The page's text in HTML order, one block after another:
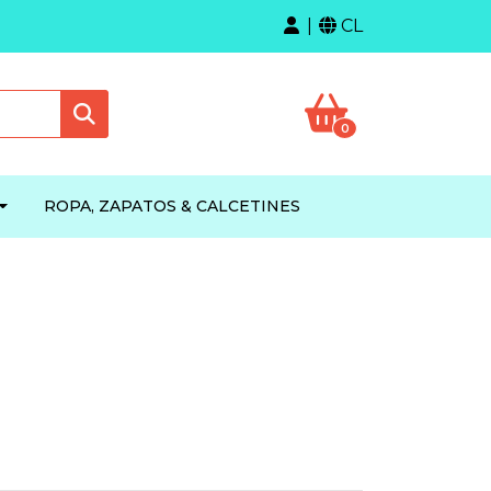
CL
0
ROPA, ZAPATOS & CALCETINES